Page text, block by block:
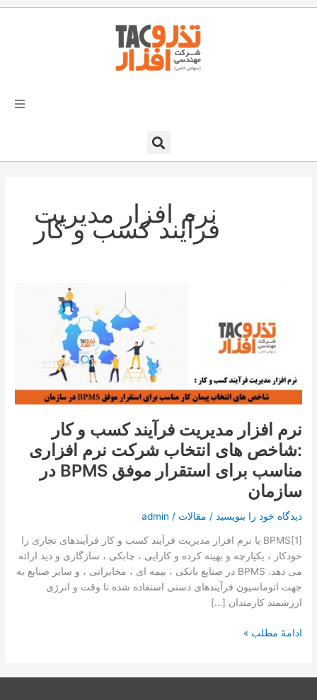
رفتن
راهکارهای تذروافزار در صنایع
تماس با ما
درخواست دمو
نرم افزار مدیریت
فرآیند کسب و کار
نرم افزار مدیریت فرآیند کسب و کار
:شاخص های انتخاب شرکت نرم افزاری
مناسب برای استقرار موفق BPMS در
سازمان
دیدگاه‌ خود را بنویسید / مقالات /
admin
BPMS[1] یا نرم افزار مدیریت فرآیند کسب و کار فرآیندهای تجاری را
خودکار ، یکپارچه و بهینه کرده و کارایی ، چابکی ، سازگاری و دید ارائه
می دهد. BPMS در صنایع بانکی ، بیمه ای ، مخابراتی ، و سایر صنایع به
جهت اتوماسیون فرآیندهای دستی استفاده شده تا وقت و انرژی
ارزشمند کارمندان […]
مدیریت
کار
:شاخص
انتخاب
شرکت
افزاری
مناسب
استقرار
موفق
BPMS
در
سازمان
ادامۀ مطلب »